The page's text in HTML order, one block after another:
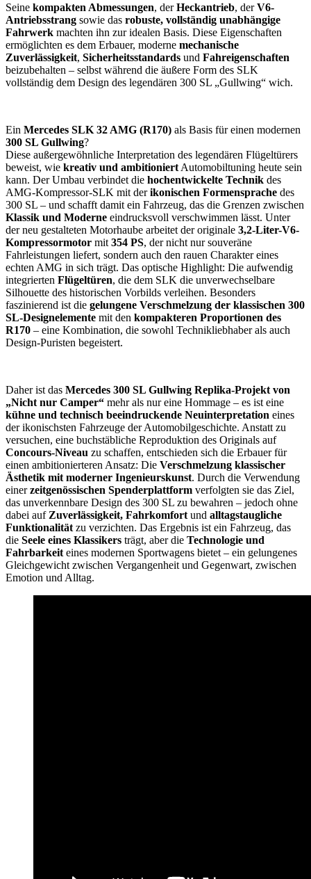
Seine kompakten Abmessungen, derHeckantrieb, derV6-
Antriebsstrang sowie das robuste, vollständig unabhängige
Fahrwerk machten ihn zur idealen Basis. Diese Eigenschaften
ermöglichten es dem Erbauer, moderne mechanische
Zuverlässigkeit, Sicherheitsstandards und Fahreigenschaften
beizubehalten – selbst während die äußere Form des SLK
vollständig dem Design des legendären 300 SL „Gullwing“ wich.
Ein Mercedes SLK 32 AMG (R170) als Basis für einen modernen
300 SL Gullwing?
Diese außergewöhnliche Interpretation des legendären Flügeltürers
beweist, wie kreativ und ambitioniert Automobiltuning heute sein
kann. Der Umbau verbindet die hochentwickelte Technik des
AMG-Kompressor-SLK mit derikonischen Formensprache des
300 SL – und schafft damit ein Fahrzeug, das die Grenzen zwischen
Klassik und Moderne eindrucksvoll verschwimmen lässt. Unter
der neu gestalteten Motorhaube arbeitet der originale 3,2-Liter-V6-
Kompressormotor mit 354 PS, der nicht nur souveräne
Fahrleistungen liefert, sondern auch den rauen Charakter eines
echten AMG in sich trägt. Das optische Highlight: Die aufwendig
integrierten Flügeltüren, die dem SLK die unverwechselbare
Silhouette des historischen Vorbilds verleihen. Besonders
faszinierend ist die gelungene Verschmelzung der klassischen 300
SL-Designelemente mit den kompakteren Proportionen des
R170 – eine Kombination, die sowohl Technikliebhaber als auch
Design-Puristen begeistert.
Daher ist das Mercedes 300 SL Gullwing Replika-Projekt von
„Nicht nur Camper“ mehr als nur eine Hommage – es ist eine
kühne und technisch beeindruckende Neuinterpretation eines
der ikonischsten Fahrzeuge der Automobilgeschichte. Anstatt zu
versuchen, eine buchstäbliche Reproduktion des Originals auf
Concours-Niveau zu schaffen, entschieden sich die Erbauer für
einen ambitionierteren Ansatz: Die Verschmelzung klassischer
Ästhetik mit moderner Ingenieurskunst. Durch die Verwendung
einerzeitgenössischen Spenderplattform verfolgten sie das Ziel,
das unverkennbare Design des 300 SL zu bewahren – jedoch ohne
dabei auf Zuverlässigkeit, Fahrkomfort und alltagstaugliche
Funktionalität zu verzichten. Das Ergebnis ist ein Fahrzeug, das
die Seele eines Klassikers trägt, aber die Technologie und
Fahrbarkeit eines modernen Sportwagens bietet – ein gelungenes
Gleichgewicht zwischen Vergangenheit und Gegenwart, zwischen
Emotion und Alltag.